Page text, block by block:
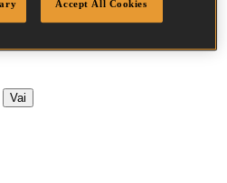
Vai
Accept All Cookies